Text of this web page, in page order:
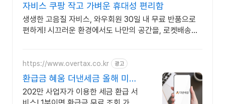
자비스 쿠팡 작고 가벼운 휴대성 편리함
생생한 고음질 자비스, 와우회원 30일 내 무료 반품으로
편하게! 시끄러운 환경에서도 나만의 공간을, 로켓배송으
https://www.overtax.co.kr 광고
환급금 혜움 더낸세금 올해 미수
령 환급금 조회
202만 사업자가 이용한 세금 환급 서